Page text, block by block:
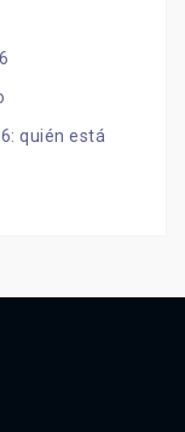
quién está